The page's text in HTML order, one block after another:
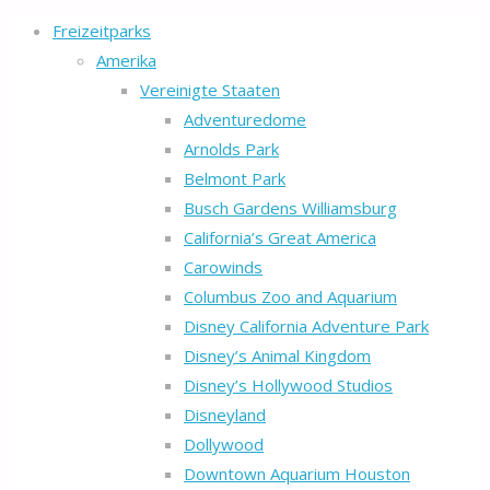
Freizeitparks
Amerika
Vereinigte Staaten
Adventuredome
Arnolds Park
Belmont Park
Busch Gardens Williamsburg
California’s Great America
Carowinds
Columbus Zoo and Aquarium
Disney California Adventure Park
Disney’s Animal Kingdom
Disney’s Hollywood Studios
Disneyland
Dollywood
Downtown Aquarium Houston